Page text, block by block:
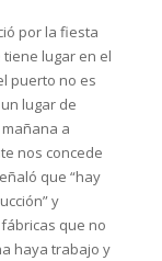
por la fiesta
lugar en el
puerto no es
lugar de
a
nos concede
que “hay
y
que no
haya trabajo y